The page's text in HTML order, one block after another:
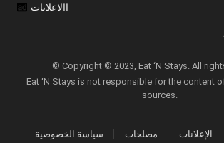
االاعلانات
© Copyright © 2023, Eat ‘N Stays. All
Eat ‘N Stays is not responsible for the content
sources.
سياسة الخصوصية مصلحات الإعلانات